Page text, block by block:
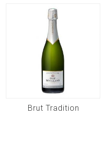
Brut Tradition